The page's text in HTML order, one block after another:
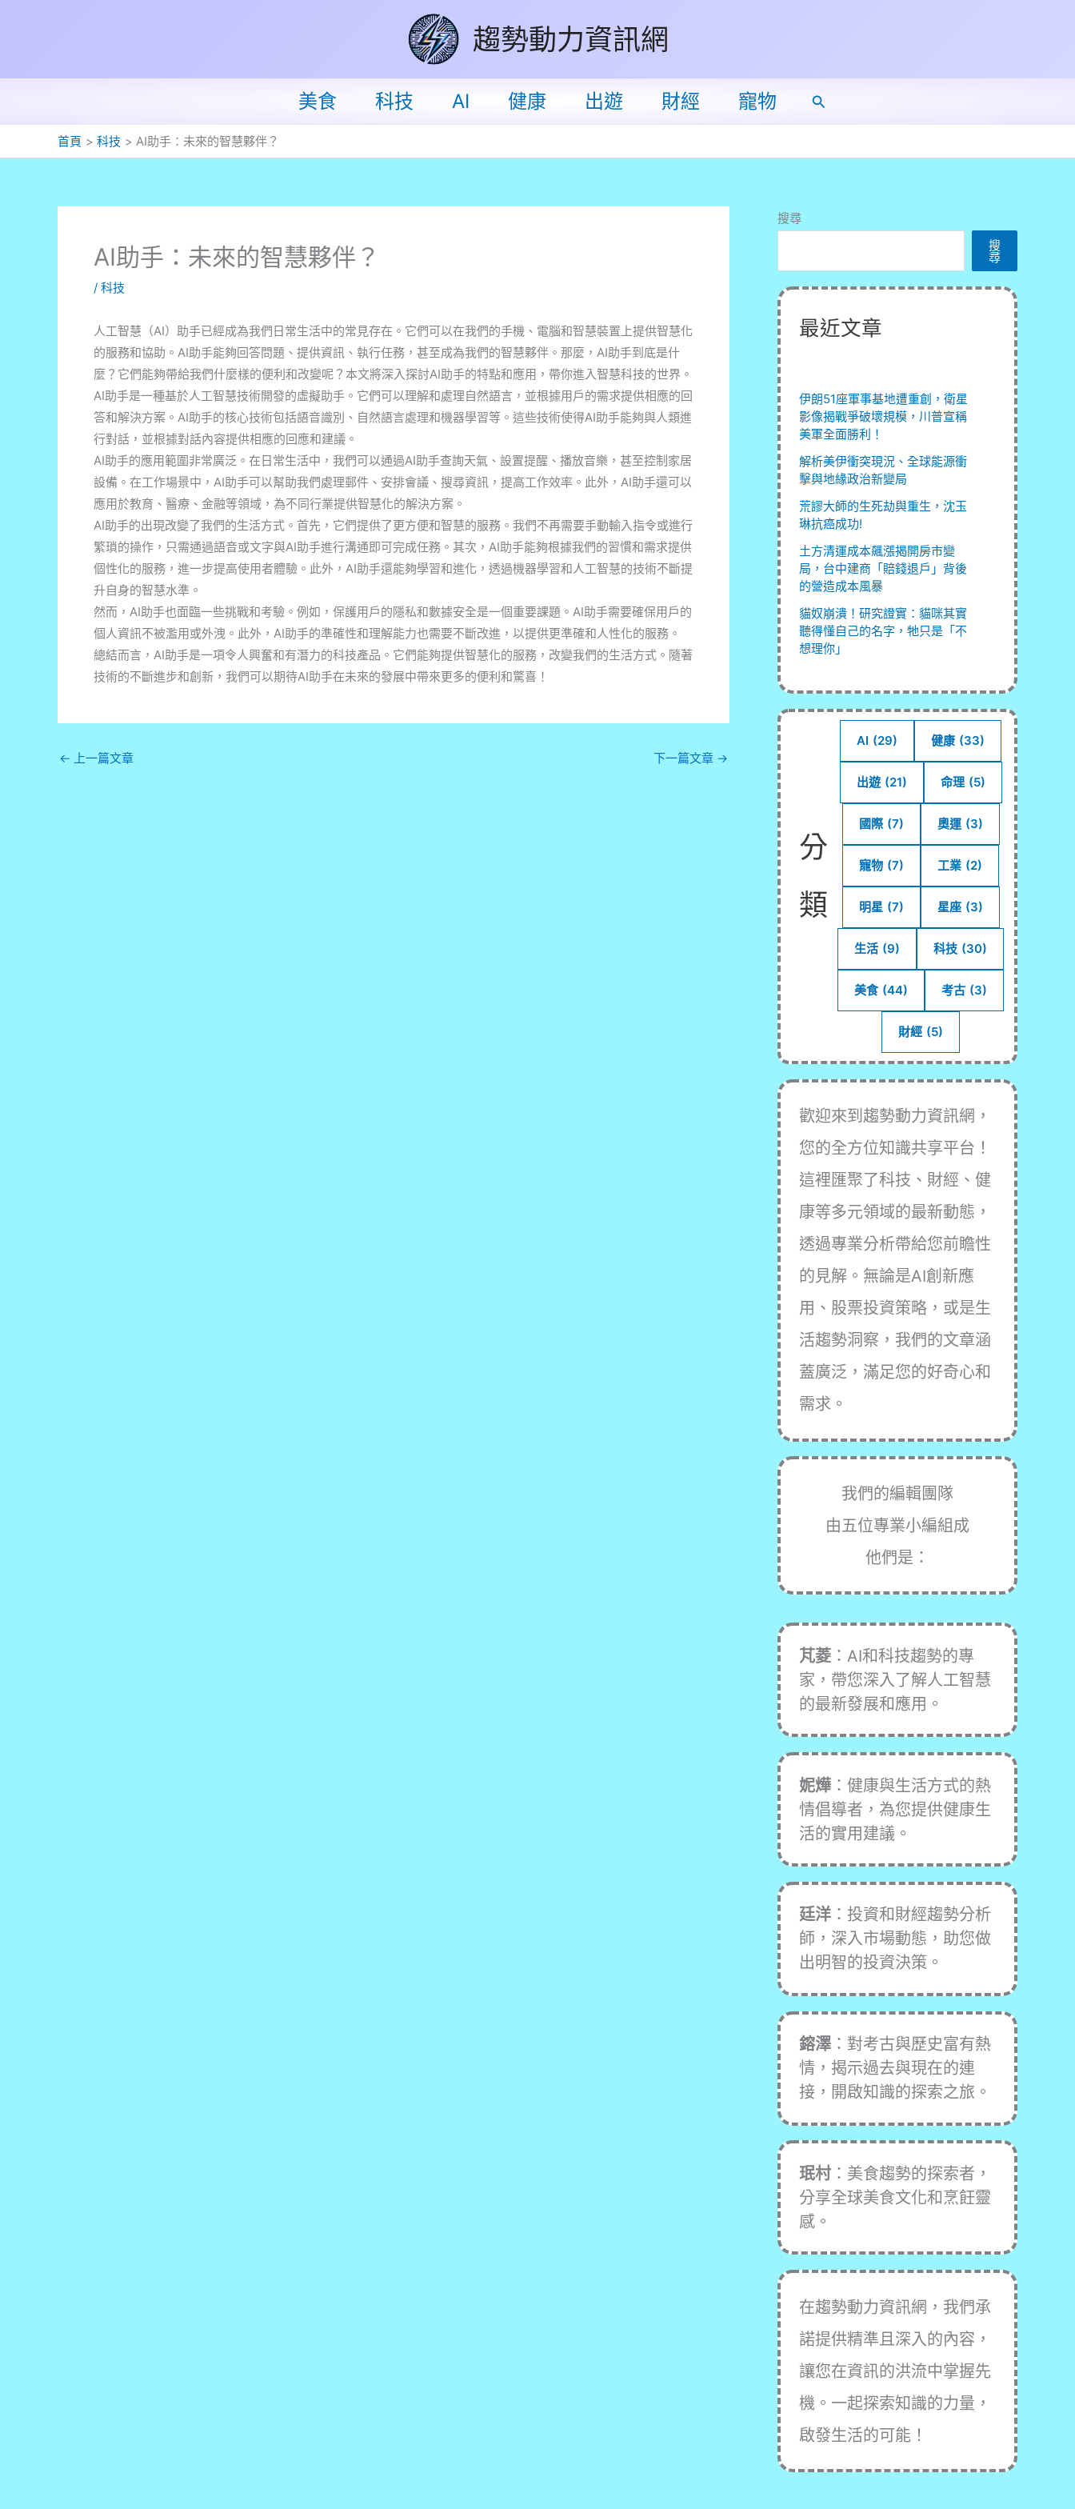
要
趨勢動力資訊網
美食 科技 AI 健康 出遊 財經 寵物
搜
首頁 科技 AI助手：未來的智慧夥伴？
AI助手：未來的智慧夥伴？
/ 科技
人工智慧（AI）助手已經成為我們日常生活中的常見存在。它們可以在我們的手機、電腦和智慧裝置上提供智慧化
的服務和協助。AI助手能夠回答問題、提供資訊、執行任務，甚至成為我們的智慧夥伴。那麼，AI助手到底是什
麼？它們能夠帶給我們什麼樣的便利和改變呢？本文將深入探討AI助手的特點和應用，帶你進入智慧科技的世界。
AI助手是一種基於人工智慧技術開發的虛擬助手。它們可以理解和處理自然語言，並根據用戶的需求提供相應的回
答和解決方案。AI助手的核心技術包括語音識別、自然語言處理和機器學習等。這些技術使得AI助手能夠與人類進
行對話，並根據對話內容提供相應的回應和建議。
AI助手的應用範圍非常廣泛。在日常生活中，我們可以通過AI助手查詢天氣、設置提醒、播放音樂，甚至控制家居
設備。在工作場景中，AI助手可以幫助我們處理郵件、安排會議、搜尋資訊，提高工作效率。此外，AI助手還可以
應用於教育、醫療、金融等領域，為不同行業提供智慧化的解決方案。
AI助手的出現改變了我們的生活方式。首先，它們提供了更方便和智慧的服務。我們不再需要手動輸入指令或進行
繁瑣的操作，只需通過語音或文字與AI助手進行溝通即可完成任務。其次，AI助手能夠根據我們的習慣和需求提供
個性化的服務，進一步提高使用者體驗。此外，AI助手還能夠學習和進化，透過機器學習和人工智慧的技術不斷提
升自身的智慧水準。
然而，AI助手也面臨一些挑戰和考驗。例如，保護用戶的隱私和數據安全是一個重要課題。AI助手需要確保用戶的
個人資訊不被濫用或外洩。此外，AI助手的準確性和理解能力也需要不斷改進，以提供更準確和人性化的服務。
總結而言，AI助手是一項令人興奮和有潛力的科技產品。它們能夠提供智慧化的服務，改變我們的生活方式。隨著
技術的不斷進步和創新，我們可以期待AI助手在未來的發展中帶來更多的便利和驚喜！
← 上一篇文章 下一篇文章 →
搜尋
搜
尋
最近文章
伊朗51座軍事基地遭重創，衛星
影像揭戰爭破壞規模，川普宣稱
美軍全面勝利！
解析美伊衝突現況、全球能源衝
擊與地緣政治新變局
荒謬大師的生死劫與重生，沈玉
琳抗癌成功!
土方清運成本飆漲揭開房市變
局，台中建商「賠錢退戶」背後
的營造成本風暴
貓奴崩潰！研究證實：貓咪其實
聽得懂自己的名字，牠只是「不
想理你」
分
類
AI (29) 健康 (33)
出遊 (21) 命理 (5)
國際 (7) 奧運 (3)
寵物 (7) 工業 (2)
明星 (7) 星座 (3)
生活 (9) 科技 (30)
美食 (44) 考古 (3)
財經 (5)
歡迎來到趨勢動力資訊網，
您的全方位知識共享平台！
這裡匯聚了科技、財經、健
康等多元領域的最新動態，
透過專業分析帶給您前瞻性
的見解。無論是AI創新應
用、股票投資策略，或是生
活趨勢洞察，我們的文章涵
蓋廣泛，滿足您的好奇心和
需求。
我們的編輯團隊
由五位專業小編組成
他們是：
芃菱：AI和科技趨勢的專
家，帶您深入了解人工智慧
的最新發展和應用。
妮燁：健康與生活方式的熱
情倡導者，為您提供健康生
活的實用建議。
廷洋：投資和財經趨勢分析
師，深入市場動態，助您做
出明智的投資決策。
鎔澤：對考古與歷史富有熱
情，揭示過去與現在的連
接，開啟知識的探索之旅。
珉村：美食趨勢的探索者，
分享全球美食文化和烹飪靈
感。
在趨勢動力資訊網，我們承
諾提供精準且深入的內容，
讓您在資訊的洪流中掌握先
機。一起探索知識的力量，
啟發生活的可能！